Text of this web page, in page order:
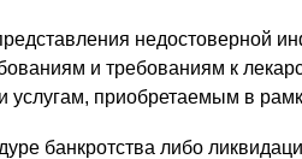
недостоверной
и требованиям к
услугам, приобретаемым в
банкротства либо